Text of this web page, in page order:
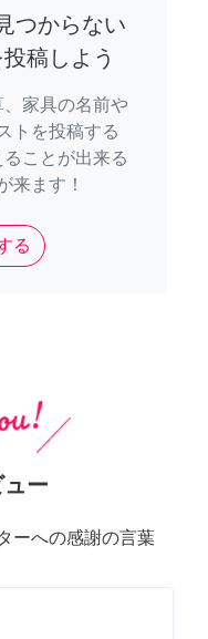
つからない
稿しよう
家具の名前や
トを投稿する
ことが出来る
来ます！
る
ー
ーへの感謝の言葉